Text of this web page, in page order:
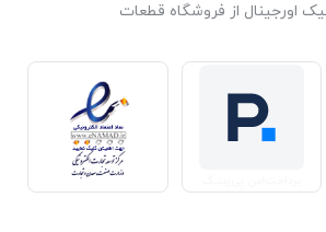
اورجینال از فروشگاه قطعات